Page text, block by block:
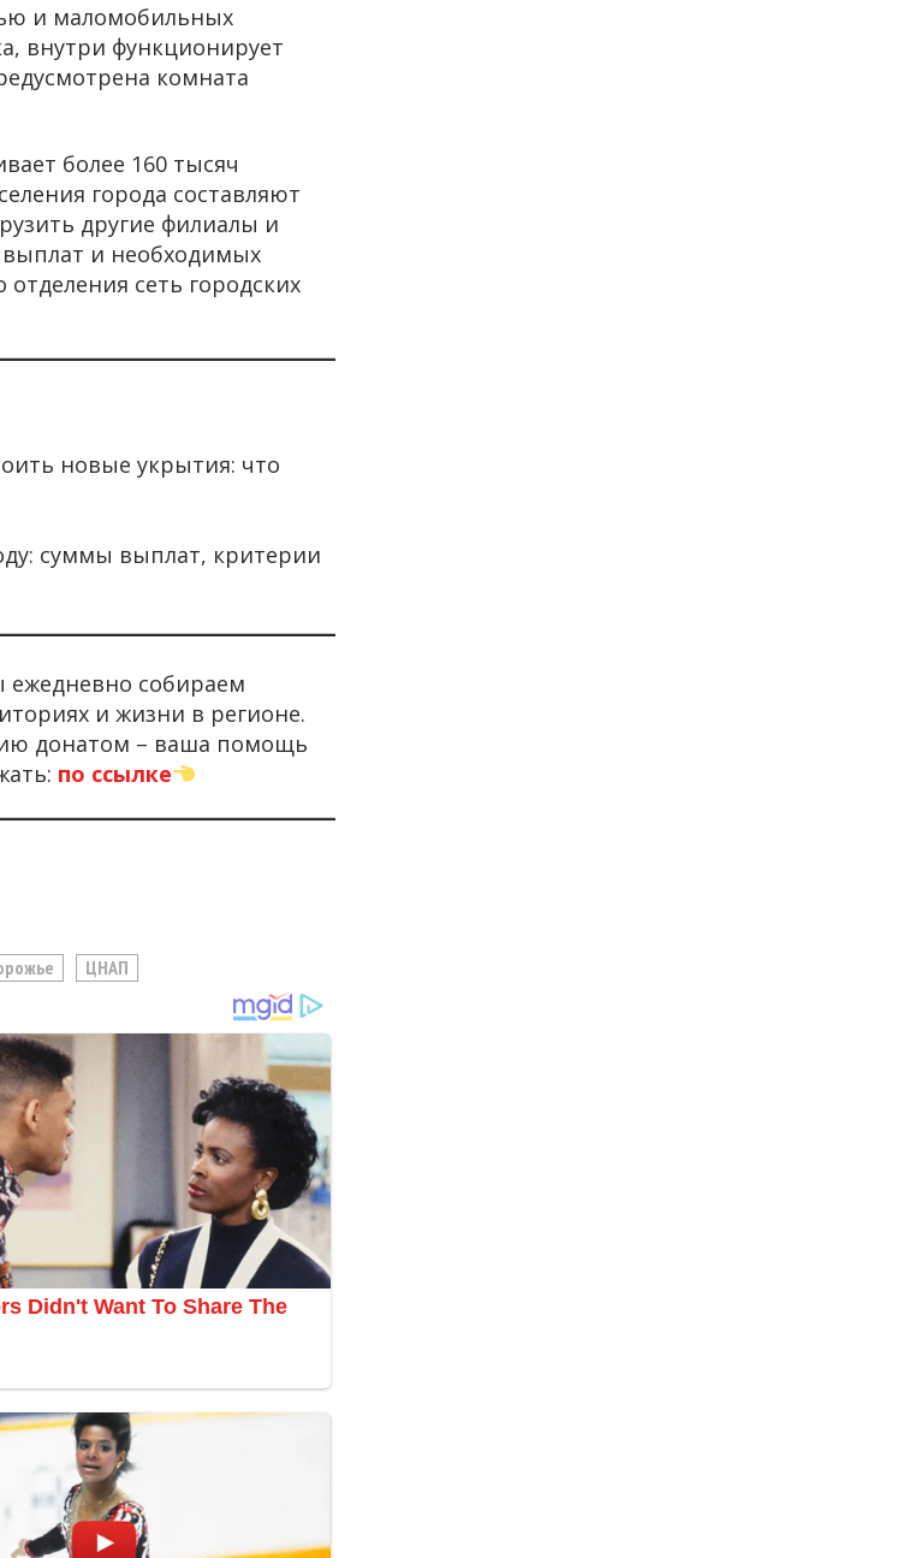
и маломобильных
внутри функционирует
комната
более 160 тысяч
города составляют
другие филиалы и
выплат и необходимых
сеть городских
новые укрытия: что
суммы выплат, критерии
ежедневно собираем
и жизни в регионе.
донатом – ваша помощь
по ссылке
ЦНАП